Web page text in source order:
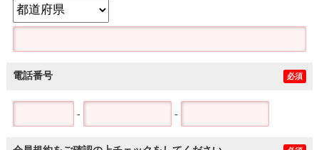
電話番号 必須
- -